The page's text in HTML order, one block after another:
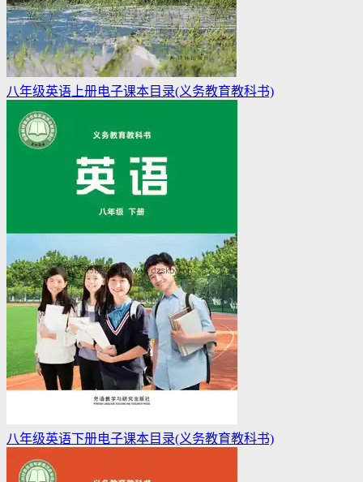
八年级英语上册电子课本目录(义务教育教科书)
八年级英语下册电子课本目录(义务教育教科书)